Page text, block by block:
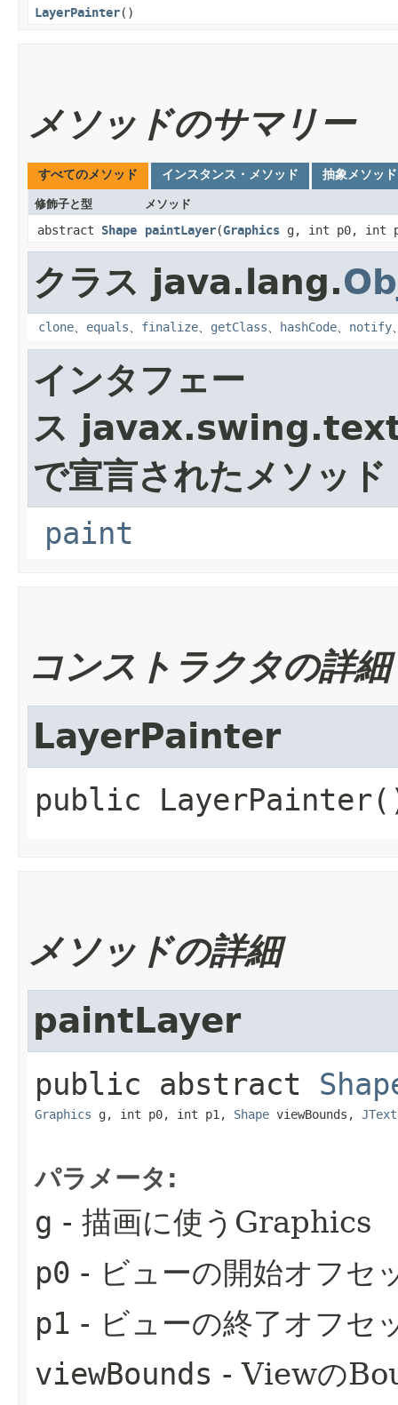
LayerPainter()
メソッドのサマリー
すべてのメソッド インスタンス・メソッド 抽象メソッド
修飾子と型 メソッド
abstract Shape paintLayer​(Graphics g, int p0, int
クラス java.lang.
clone、 equals、 finalize、 getClass、 hashCode、 notify
インタフェー
ス
で宣言されたメソッド
paint
コンストラクタの詳細
LayerPainter
public LayerPainter
メソッドの詳細
paintLayer
public abstract
Graphics g, int p0, int p1, Shape viewBounds,
パラメータ:
g - 描画に使うGraphics
p0 - ビューの開始オフセ
p1 - ビューの終了オフセ
viewBounds - Viewの